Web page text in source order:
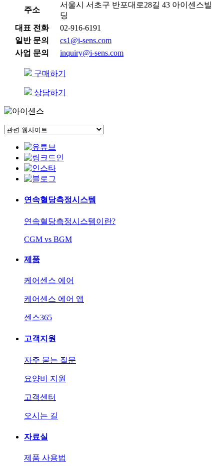
주소
서울시 서초구 반포대로28길 43 아이센스빌
딩
대표 전화
02-916-6191
일반 문의
cs1@i-sens.com
사업 문의
inquiry@i-sens.com
구매하기
상담하기
연속혈당측정시스템
연속혈당측정시스템이란?
CGM vs BGM
제품
케어센스 에어
케어센스 에어 앱
센스365
고객지원
자주 묻는 질문
요양비 지원
고객센터
오시는 길
자료실
제품 사용법